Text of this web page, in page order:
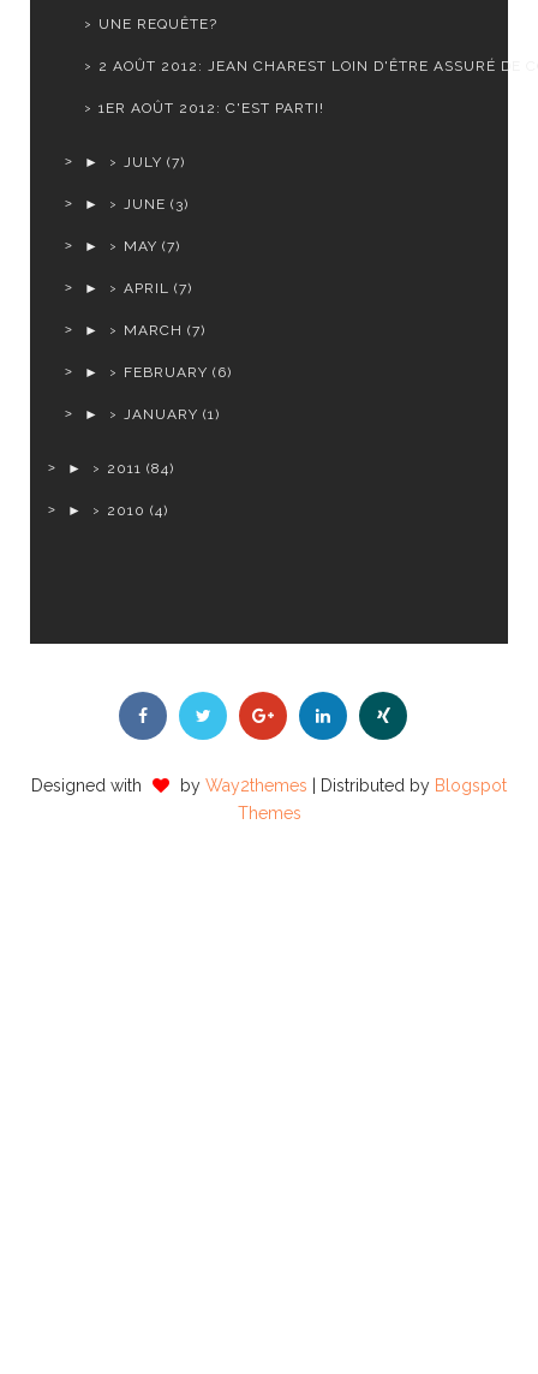
UNE REQUÊTE?
2 AOÛT 2012: JEAN CHAREST LOIN D'ÊTRE ASSURÉ DE
1ER AOÛT 2012: C'EST PARTI!
► JULY (7)
► JUNE (3)
► MAY (7)
► APRIL (7)
► MARCH (7)
► FEBRUARY (6)
► JANUARY (1)
► 2011 (84)
► 2010 (4)
Designed with by Way2themes | Distributed by Blogspot
Themes